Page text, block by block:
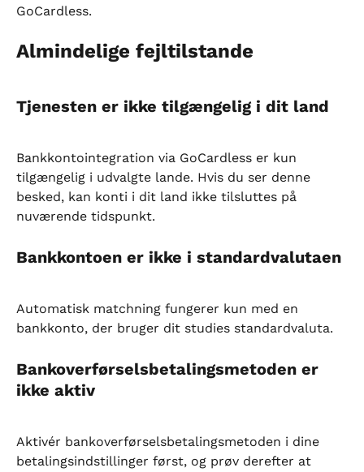
GoCardless.
Almindelige fejltilstande
Tjenesten er ikke tilgængelig i dit land
Bankkontointegration via GoCardless er kun
tilgængelig i udvalgte lande. Hvis du ser denne
besked, kan konti i dit land ikke tilsluttes på
nuværende tidspunkt.
Bankkontoen er ikke i standardvalutaen
Automatisk matchning fungerer kun med en
bankkonto, der bruger dit studies standardvaluta.
Bankoverførselsbetalingsmetoden er
ikke aktiv
Aktivér bankoverførselsbetalingsmetoden i dine
betalingsindstillinger først, og prøv derefter at